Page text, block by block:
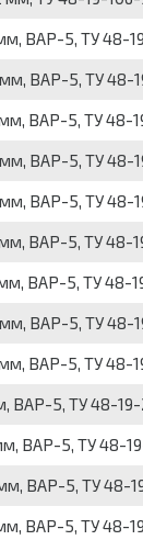
ВАР-5, ТУ 48-
ВАР-5, ТУ 48-
ВАР-5, ТУ 48-
ВАР-5, ТУ 48-
ВАР-5, ТУ 48-
ВАР-5, ТУ 48-
ВАР-5, ТУ 48-
ВАР-5, ТУ 48-
ВАР-5, ТУ 48-
ВАР-5, ТУ 48-
ВАР-5, ТУ 48-
ВАР-5, ТУ 48-
ВАР-5, ТУ 48-